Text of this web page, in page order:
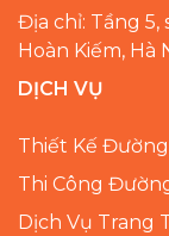
Địa chỉ: Tầng 5,
Hoàn Kiếm, Hà
DỊCH VỤ
Thiết Kế Đường
Thi Công
Dịch Vụ Trang